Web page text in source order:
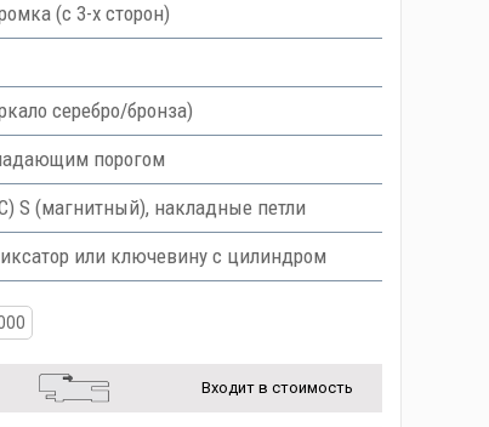
(с 3-х сторон)
серебро/бронза)
порогом
S (магнитный), накладные петли
или ключевину с цилиндром
Входит в стоимость